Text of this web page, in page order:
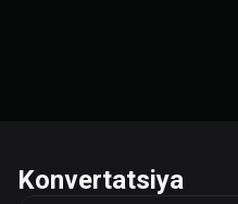
Konvertatsiya